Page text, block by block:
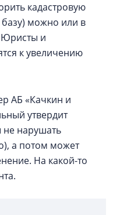
кадастровую
можно или в
Юристы и
к увеличению
АБ «Качкин и
утвердит
не нарушать
а потом может
На какой-то